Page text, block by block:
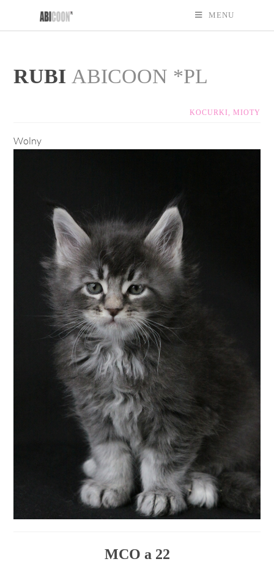
MENU
RUBI ABICOON *PL
KOCURKI, MIOTY
Wolny
MCO a 22